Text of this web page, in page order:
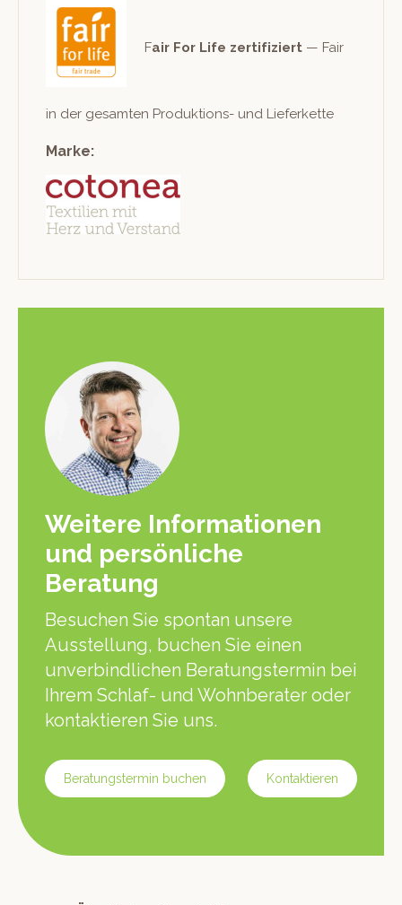
Fair For Life zer­ti­fiziert — Fair
in der gesamten Pro­duk­tions- und Lieferkette
Marke:
Weitere Informationen
und persönliche
Beratung
Besuchen Sie spontan unsere
Ausstellung, buchen Sie einen
unverbindlichen Beratungstermin bei
Ihrem Schlaf- und Wohnberater oder
kontaktieren Sie uns.
Beratungstermin buchen Kontaktieren